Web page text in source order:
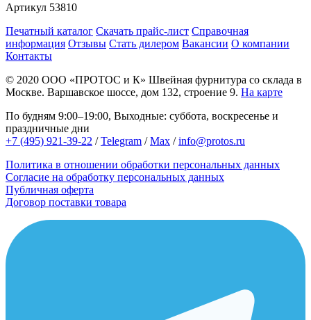
Артикул 53810
Печатный каталог Скачать прайс-лист Справочная
информация Отзывы Стать дилером Вакансии О компании
Контакты
© 2020 ООО «ПРОТОС и К» Швейная фурнитура со склада в
Москве. Варшавское шоссе, дом 132, строение 9. На карте
По будням 9:00–19:00, Выходные: суббота, воскресенье и
праздничные дни
+7 (495) 921-39-22 /Telegram /Max /info@protos.ru
Политика в отношении обработки персональных данных
Согласие на обработку персональных данных
Публичная оферта
Договор поставки товара